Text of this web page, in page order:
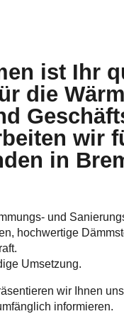
ist Ihr
die
wir
in
und
hochwertige
Umsetzung.
wir Ihnen
informieren.